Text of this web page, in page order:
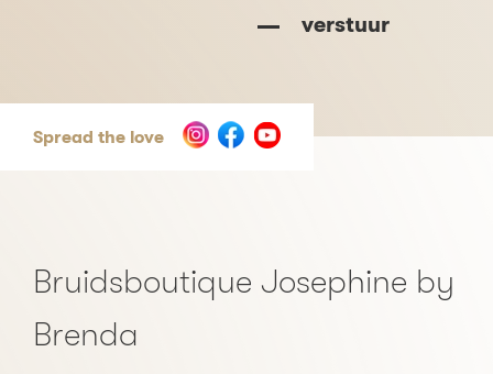
verstuur
Spread the love
Bruidsboutique Josephine by
Brenda